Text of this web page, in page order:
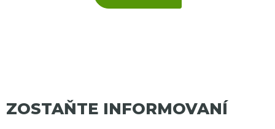
ZOSTAŇTE INFORMOVANÍ